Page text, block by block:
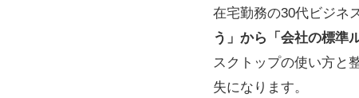
在宅勤務の30代ビジネ
う」から「会社の標準
スクトップの使い方と
失になります。